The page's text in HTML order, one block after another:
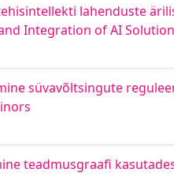
lahenduste
Integration of AI
süvavõltsingute
teadmusgraafi